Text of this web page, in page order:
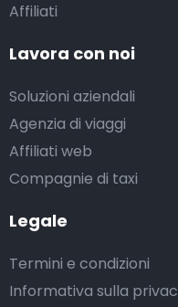
Affiliati
Lavora con noi
Soluzioni aziendali
Agenzia di viaggi
Affiliati web
Compagnie di taxi
Legale
Termini e condizioni
Informativa sulla privac